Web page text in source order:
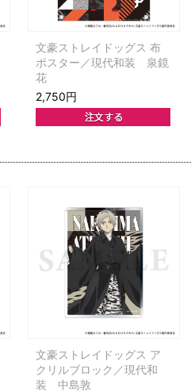
文豪ストレイドッグス 布
ポスター／現代和装 泉鏡
花
2,750円
文豪ストレイドッグス ア
クリルブロック／現代和
装 中島敦